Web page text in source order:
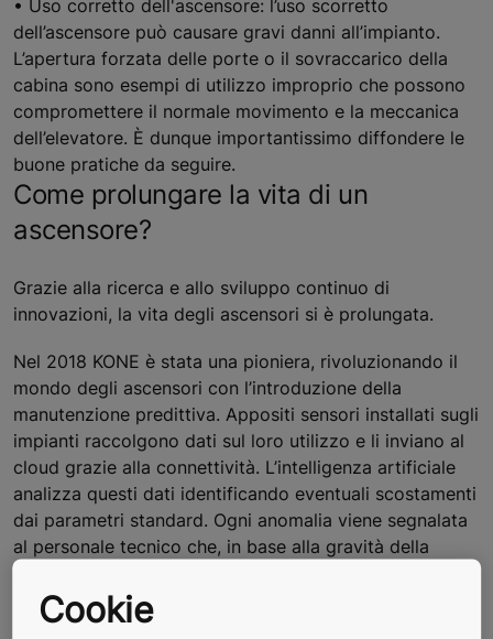
• Uso corretto dell'ascensore: l’uso scorretto
dell’ascensore può causare gravi danni all’impianto.
L’apertura forzata delle porte o il sovraccarico della
cabina sono esempi di utilizzo improprio che possono
compromettere il normale movimento e la meccanica
dell’elevatore. È dunque importantissimo diffondere le
buone pratiche da seguire.
Come prolungare la vita di un
ascensore?
Grazie alla ricerca e allo sviluppo continuo di
innovazioni, la vita degli ascensori si è prolungata.
Nel 2018 KONE è stata una pioniera, rivoluzionando il
mondo degli ascensori con l’introduzione della
manutenzione predittiva. Appositi sensori installati sugli
impianti raccolgono dati sul loro utilizzo e li inviano al
cloud grazie alla connettività. L’intelligenza artificiale
analizza questi dati identificando eventuali scostamenti
dai parametri standard. Ogni anomalia viene segnalata
al personale tecnico che, in base alla gravità della
prima visita di manutenzione programmata. I tecnici
possano intervenire in maniera mirata perché sanno in
Cookie